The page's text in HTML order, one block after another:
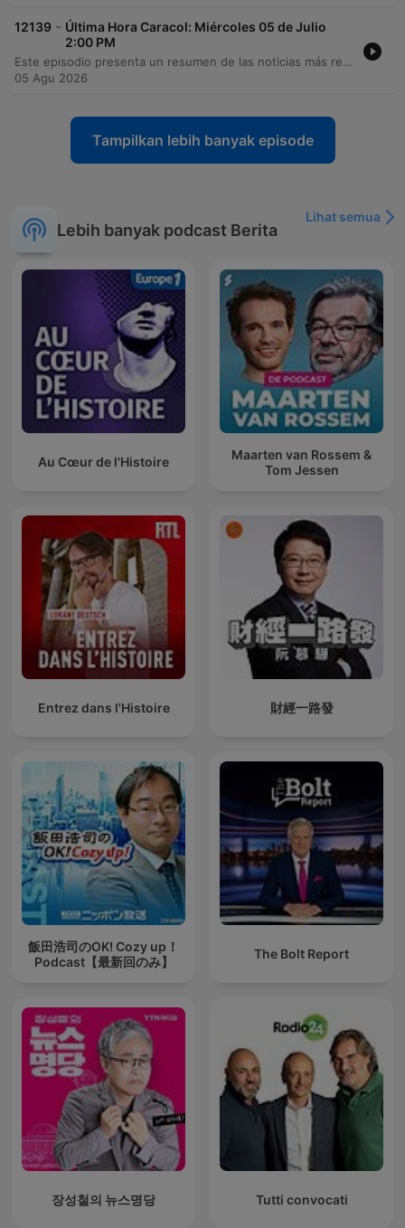
12139 - Última Hora Caracol: Miércoles 05 de Julio
2:00 PM
Este episodio presenta un resumen de las noticias más relevantes de la actualidad nacional en Colombia. Se reportan enfrentamientos entre el Ejército Nacional y el Clan del Golfo en el Magdalena, con un soldado herido, y la destrucción de explosivos del ELN cerca de una escuela indígena en Arauca. Asimismo, se aborda la situación de emergencia por incendios forestales en el departamento del Tolima y las acciones legales de Verónica Alcocer para proteger su buen nombre. En el ámbito gubernamental, se detalla el anuncio de un plan de choque para enfrentar la crisis de salud y los problemas de financiamiento en el sector, liderado por la ministra designada Ana María Vesunción. El reporte incluye actualizaciones sobre seguridad, gestión del riesgo ambiental y políticas públicas de salud.
05 Agu 2026
Tampilkan lebih banyak episode
Lebih banyak podcast Berita
Lihat semua
Au Cœur de l'Histoire
Maarten van Rossem &
Tom Jessen
Entrez dans l'Histoire 財經一路發
飯田浩司のOK! Cozy up！
Podcast【最新回のみ】
The Bolt Report
장성철의 뉴스명당 Tutti convocati